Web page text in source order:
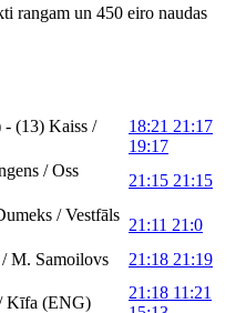
rangam un 450 eiro naudas
- (13) Kaiss /
18:21 21:17
19:17
/ Oss
21:15 21:15
/ Vestfāls
21:11 21:0
M. Samoilovs
21:18 21:19
Kīfa (ENG)
21:18 11:21